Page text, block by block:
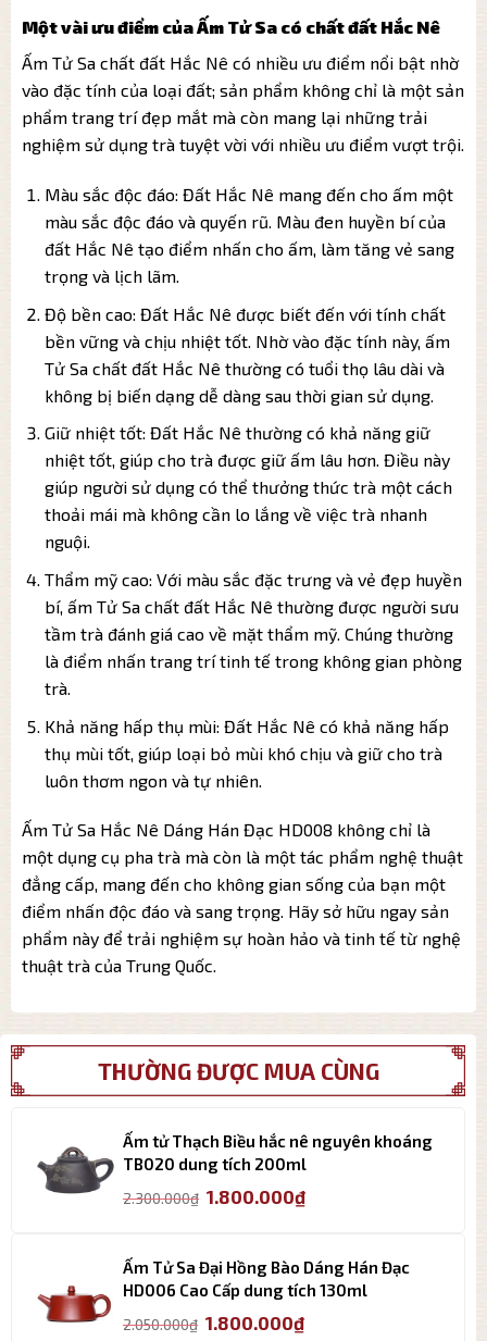
Một vài ưu điểm của Ấm Tử Sa có chất đất Hắc Nê
Ấm Tử Sa chất đất Hắc Nê có nhiều ưu điểm nổi bật nhờ
vào đặc tính của loại đất; sản phẩm không chỉ là một sản
phẩm trang trí đẹp mắt mà còn mang lại những trải
nghiệm sử dụng trà tuyệt vời với nhiều ưu điểm vượt trội.
Màu sắc độc đáo: Đất Hắc Nê mang đến cho ấm một
màu sắc độc đáo và quyến rũ. Màu đen huyền bí của
đất Hắc Nê tạo điểm nhấn cho ấm, làm tăng vẻ sang
trọng và lịch lãm.
Độ bền cao: Đất Hắc Nê được biết đến với tính chất
bền vững và chịu nhiệt tốt. Nhờ vào đặc tính này, ấm
Tử Sa chất đất Hắc Nê thường có tuổi thọ lâu dài và
không bị biến dạng dễ dàng sau thời gian sử dụng.
Giữ nhiệt tốt: Đất Hắc Nê thường có khả năng giữ
nhiệt tốt, giúp cho trà được giữ ấm lâu hơn. Điều này
giúp người sử dụng có thể thưởng thức trà một cách
thoải mái mà không cần lo lắng về việc trà nhanh
nguội.
Thẩm mỹ cao: Với màu sắc đặc trưng và vẻ đẹp huyền
bí, ấm Tử Sa chất đất Hắc Nê thường được người sưu
tầm trà đánh giá cao về mặt thẩm mỹ. Chúng thường
là điểm nhấn trang trí tinh tế trong không gian phòng
trà.
Khả năng hấp thụ mùi: Đất Hắc Nê có khả năng hấp
thụ mùi tốt, giúp loại bỏ mùi khó chịu và giữ cho trà
luôn thơm ngon và tự nhiên.
Ấm Tử Sa Hắc Nê Dáng Hán Đạc HD008 không chỉ là
một dụng cụ pha trà mà còn là một tác phẩm nghệ thuật
đẳng cấp, mang đến cho không gian sống của bạn một
điểm nhấn độc đáo và sang trọng. Hãy sở hữu ngay sản
phẩm này để trải nghiệm sự hoàn hảo và tinh tế từ nghệ
thuật trà của Trung Quốc.
THƯỜNG ĐƯỢC MUA CÙNG
Ấm tử Thạch Biều hắc nê nguyên khoáng
TB020 dung tích 200ml
2.300.000₫ Giá
2.300.000₫.
1.800.000₫Giá
là:
1.800.000₫.
Ấm Tử Sa Đại Hồng Bào Dáng Hán Đạc
HD006 Cao Cấp dung tích 130ml
2.050.000₫ Giá
1.800.000₫Giá